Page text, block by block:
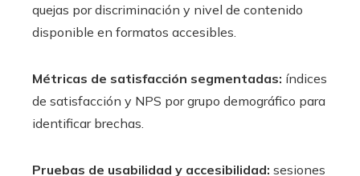
quejas por discriminación y nivel de contenido
disponible en formatos accesibles.
Métricas de satisfacción segmentadas: índices
de satisfacción y NPS por grupo demográfico para
identificar brechas.
Pruebas de usabilidad y accesibilidad: sesiones